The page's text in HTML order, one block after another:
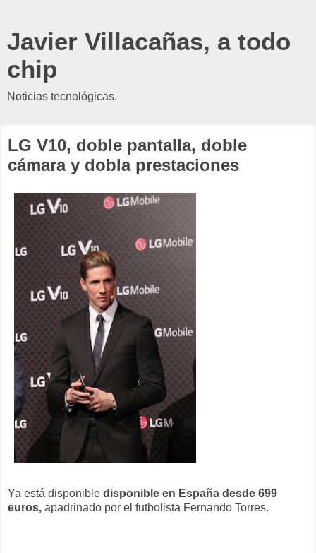
Javier Villacañas, a todo
chip
Noticias tecnológicas.
LG V10, doble pantalla, doble
cámara y dobla prestaciones
Ya está disponible disponible en España desde 699
euros, apadrinado por el futbolista Fernando Torres.